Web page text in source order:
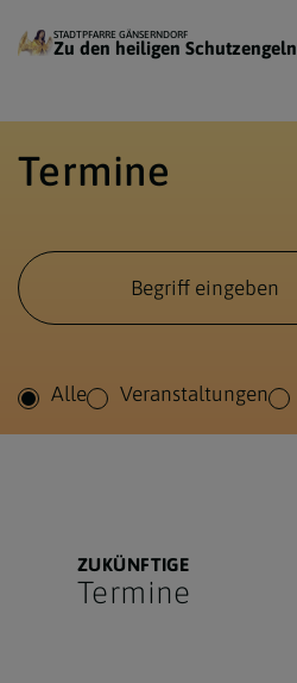
STADTPFARRE GÄNSERNDORF
Zu den heiligen Schutzengeln
Termine
Alle Veranstaltungen
ZUKÜNFTIGE
Termine